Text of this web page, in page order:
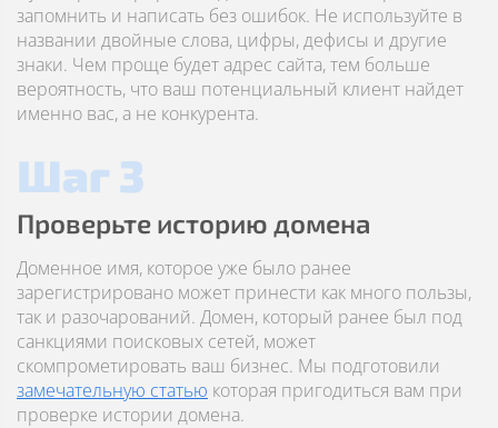
запомнить и написать без ошибок. Не используйте в
названии двойные слова, цифры, дефисы и другие
знаки. Чем проще будет адрес сайта, тем больше
вероятность, что ваш потенциальный клиент найдет
именно вас, а не конкурента.
Шаг 3
Проверьте историю домена
Доменное имя, которое уже было ранее
зарегистрировано может принести как много пользы,
так и разочарований. Домен, который ранее был под
санкциями поисковых сетей, может
скомпрометировать ваш бизнес. Мы подготовили
замечательную статью которая пригодиться вам при
проверке истории домена.